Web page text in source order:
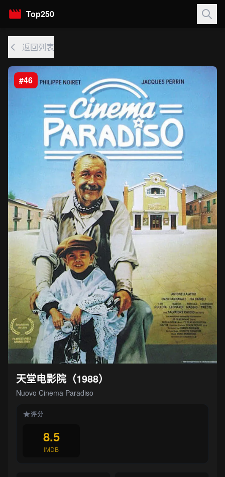
Top250
返回列表
#46
天堂电影院（1988）
Nuovo Cinema Paradiso
评分
8.5
IMDB